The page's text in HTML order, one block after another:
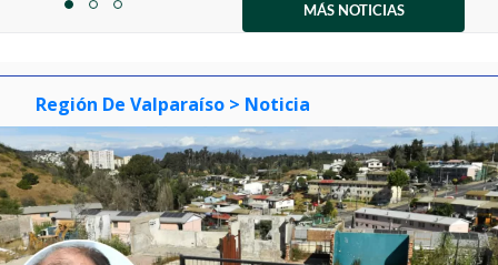
itemitemitem
MÁS NOTICIAS
Región De Valparaíso > Noticia